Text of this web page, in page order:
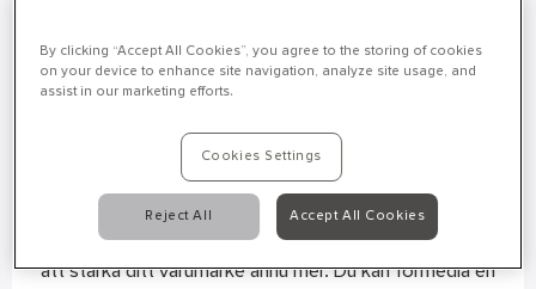
Din företagslogga är nyckeln till igenkänning, men hur
kan du se till att den syns och gör intryck överallt?
produkter/kläder som sätter din logotyp i centrum.
Varför välja företagsprofilering?
Det handlar om att kommunicera klart och tydligt för
att stärka ditt varumärke ännu mer. Du kan förmedla en
By clicking “Accept All Cookies”, you agree to the storing of cookies
on your device to enhance site navigation, analyze site usage, and
assist in our marketing efforts.
Cookies Settings
Reject All Accept All Cookies